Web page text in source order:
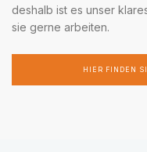
deshalb ist es unser
sie gerne arbeiten.
HIER FINDEN